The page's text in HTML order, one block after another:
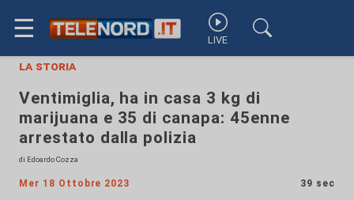
☰ LIVE
la storia
Ventimiglia, ha in casa 3 kg di
marijuana e 35 di canapa: 45enne
arrestato dalla polizia
di Edoardo Cozza
Mer 18 Ottobre 2023 39 sec